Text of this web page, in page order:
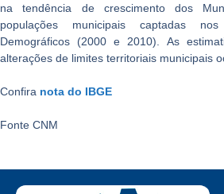
na tendência de crescimento dos
populações municipais captadas
Demográficos (2000 e 2010). As
alterações de limites territoriais municipais
Confira nota do IBGE
Fonte CNM